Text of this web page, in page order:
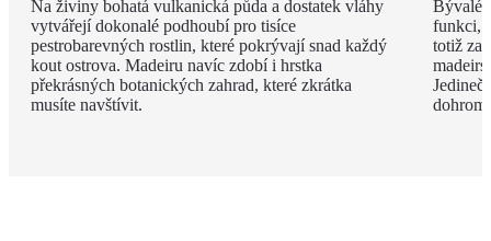
Na živiny bohatá vulkanická půda a dostatek vláhy
vytvářejí dokonalé podhoubí pro tisíce
pestrobarevných rostlin, které pokrývají snad každý
kout ostrova. Madeiru navíc zdobí i hrstka
překrásných botanických zahrad, které zkrátka
musíte navštívit.
Bývalé
funkci,
totiž